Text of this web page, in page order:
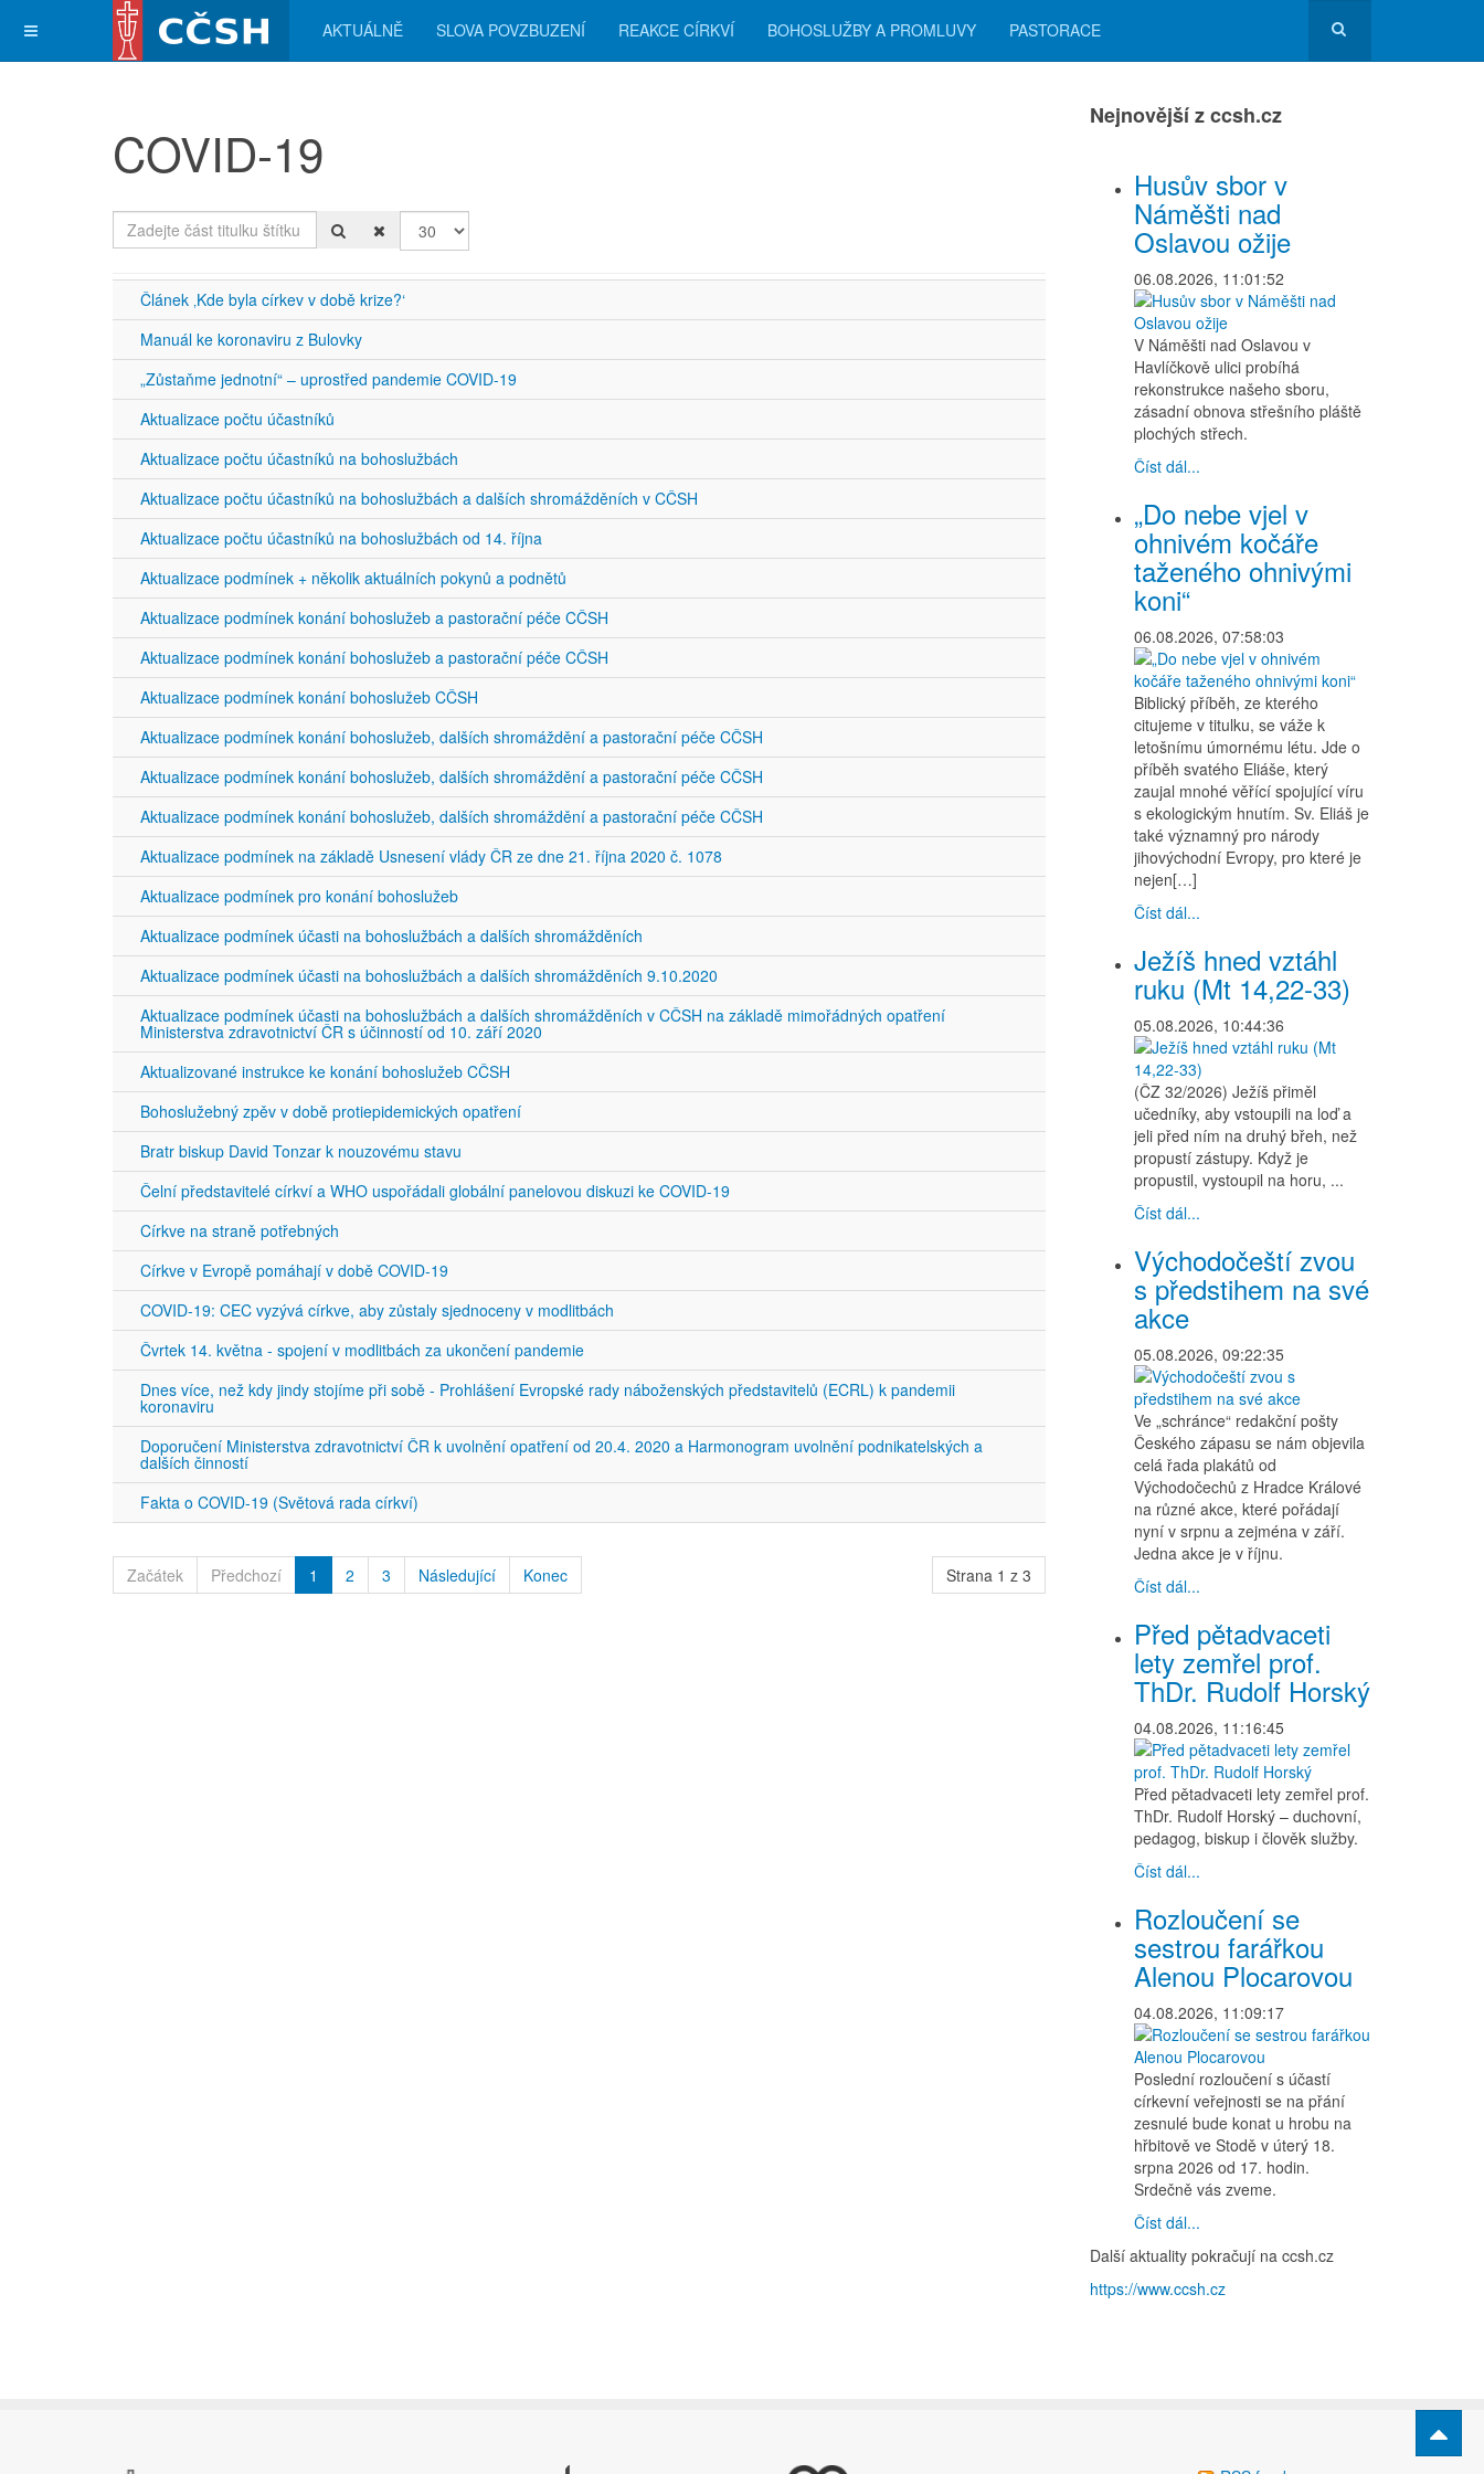
AKTUÁLNĚ SLOVA POVZBUZENÍ REAKCE CÍRKVÍ BOHOSLUŽBY A PROMLUVY PASTORACE
COVID-19
Zadejte část titulku štítku Počet zobrazení
Článek ‚Kde byla církev v době krize?‘
Manuál ke koronaviru z Bulovky
„Zůstaňme jednotní“ – uprostřed pandemie COVID-19
Aktualizace počtu účastníků
Aktualizace počtu účastníků na bohoslužbách
Aktualizace počtu účastníků na bohoslužbách a dalších shromážděních v CČSH
Aktualizace počtu účastníků na bohoslužbách od 14. října
Aktualizace podmínek + několik aktuálních pokynů a podnětů
Aktualizace podmínek konání bohoslužeb a pastorační péče CČSH
Aktualizace podmínek konání bohoslužeb a pastorační péče CČSH
Aktualizace podmínek konání bohoslužeb CČSH
Aktualizace podmínek konání bohoslužeb, dalších shromáždění a pastorační péče CČSH
Aktualizace podmínek konání bohoslužeb, dalších shromáždění a pastorační péče CČSH
Aktualizace podmínek konání bohoslužeb, dalších shromáždění a pastorační péče CČSH
Aktualizace podmínek na základě Usnesení vlády ČR ze dne 21. října 2020 č. 1078
Aktualizace podmínek pro konání bohoslužeb
Aktualizace podmínek účasti na bohoslužbách a dalších shromážděních
Aktualizace podmínek účasti na bohoslužbách a dalších shromážděních 9.10.2020
Aktualizace podmínek účasti na bohoslužbách a dalších shromážděních v CČSH na základě mimořádných opatření
Ministerstva zdravotnictví ČR s účinností od 10. září 2020
Aktualizované instrukce ke konání bohoslužeb CČSH
Bohoslužebný zpěv v době protiepidemických opatření
Bratr biskup David Tonzar k nouzovému stavu
Čelní představitelé církví a WHO uspořádali globální panelovou diskuzi ke COVID-19
Církve na straně potřebných
Církve v Evropě pomáhají v době COVID-19
COVID-19: CEC vyzývá církve, aby zůstaly sjednoceny v modlitbách
Čvrtek 14. května - spojení v modlitbách za ukončení pandemie
Dnes více, než kdy jindy stojíme při sobě - Prohlášení Evropské rady náboženských představitelů (ECRL) k pandemii
koronaviru
Doporučení Ministerstva zdravotnictví ČR k uvolnění opatření od 20.4. 2020 a Harmonogram uvolnění podnikatelských a
dalších činností
Fakta o COVID-19 (Světová rada církví)
Strana 1 z 3
Začátek Předchozí 1 2 3 Následující Konec
Nejnovější z ccsh.cz
Husův sbor v
Náměšti nad
Oslavou ožije
06.08.2026, 11:01:52
V Náměšti nad Oslavou v
Havlíčkově ulici probíhá
rekonstrukce našeho sboru,
zásadní obnova střešního pláště
plochých střech.
Číst dál...
„Do nebe vjel v
ohnivém kočáře
taženého ohnivými
koni“
06.08.2026, 07:58:03
Biblický příběh, ze kterého
citujeme v titulku, se váže k
letošnímu úmornému létu. Jde o
příběh svatého Eliáše, který
zaujal mnohé věřící spojující víru
s ekologickým hnutím. Sv. Eliáš je
také významný pro národy
jihovýchodní Evropy, pro které je
nejen[…]
Číst dál...
Ježíš hned vztáhl
ruku (Mt 14,22-33)
05.08.2026, 10:44:36
(ČZ 32/2026) Ježíš přiměl
učedníky, aby vstoupili na loď a
jeli před ním na druhý břeh, než
propustí zástupy. Když je
propustil, vystoupil na horu, ...
Číst dál...
Východočeští zvou
s předstihem na své
akce
05.08.2026, 09:22:35
Ve „schránce“ redakční pošty
Českého zápasu se nám objevila
celá řada plakátů od
Východočechů z Hradce Králové
na různé akce, které pořádají
nyní v srpnu a zejména v září.
Jedna akce je v říjnu.
Číst dál...
Před pětadvaceti
lety zemřel prof.
ThDr. Rudolf Horský
04.08.2026, 11:16:45
Před pětadvaceti lety zemřel prof.
ThDr. Rudolf Horský – duchovní,
pedagog, biskup i člověk služby.
Číst dál...
Rozloučení se
sestrou farářkou
Alenou Plocarovou
04.08.2026, 11:09:17
Poslední rozloučení s účastí
církevní veřejnosti se na přání
zesnulé bude konat u hrobu na
hřbitově ve Stodě v úterý 18.
srpna 2026 od 17. hodin.
Srdečně vás zveme.
Číst dál...
Další aktuality pokračují na ccsh.cz
https://www.ccsh.cz